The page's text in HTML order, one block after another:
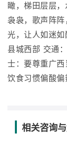
瞰，梯田层层
袅袅，歌声阵
光，让人如迷
县城西部 交通
士：要尊重广
饮食习惯偏酸偏
相关咨询